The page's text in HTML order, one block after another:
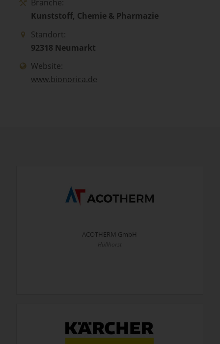
Branche:
Kunststoff, Chemie & Pharmazie
Standort:
92318 Neumarkt
Website:
www.bionorica.de
ACOTHERM GmbH
Hüllhorst